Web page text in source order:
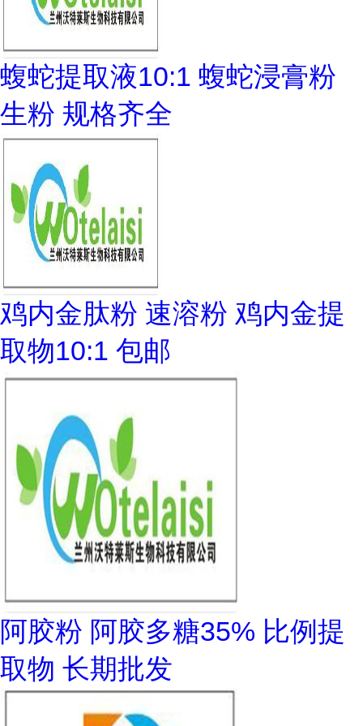
蝮蛇提取液10:1 蝮蛇浸膏粉
生粉 规格齐全
鸡内金肽粉 速溶粉 鸡内金提
取物10:1 包邮
阿胶粉 阿胶多糖35% 比例提
取物 长期批发